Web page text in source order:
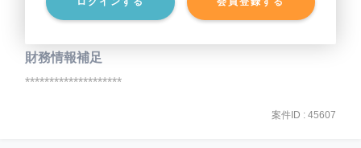
事業負債 ********************
財務情報補足
********************
案件ID : 45607